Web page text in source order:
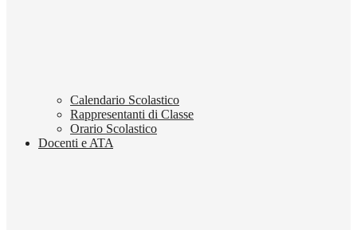
Calendario Scolastico
Rappresentanti di Classe
Orario Scolastico
Docenti e ATA